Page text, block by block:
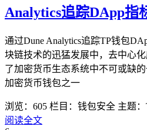
Analytics追踪DApp指
通过Dune Analytics追踪TP钱包
块链技术的迅猛发展中，去中心
了加密货币生态系统中不可或缺
加密货币钱包之一
浏览：605 栏目：钱包安全 主题
阅读全文